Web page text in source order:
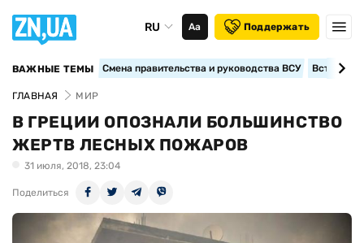
RU Аа Поддержать
ВАЖНЫЕ ТЕМЫ Смена правительства и руководства ВСУ
ГЛАВНАЯ МИР
В ГРЕЦИИ ОПОЗНАЛИ БОЛЬШИНСТВО
ЖЕРТВ ЛЕСНЫХ ПОЖАРОВ
31 июля, 2018, 23:04
Поделиться